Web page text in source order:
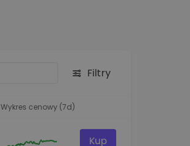
Filtry
Wykres cenowy (7d)
Kup